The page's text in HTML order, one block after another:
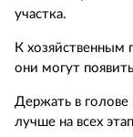
участка.
К хозяйственным
они могут
Держать в голове
лучше на всех